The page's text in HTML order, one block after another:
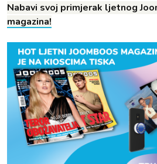
Nabavi svoj primjerak ljetnog
magazina!